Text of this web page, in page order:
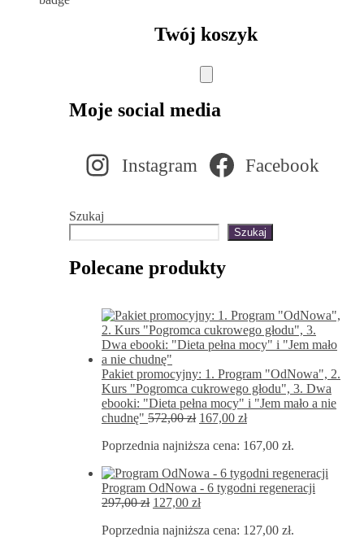
Twój koszyk
Moje social media
Instagram Facebook
Szukaj
Szukaj
Polecane produkty
Pakiet promocyjny: 1. Program "OdNowa", 2.
Kurs "Pogromca cukrowego głodu", 3. Dwa
ebooki: "Dieta pełna mocy" i "Jem mało a nie
chudnę" 572,00zł Pierwotna
wynosiła:
167,00 złAktualna
wynosi:
Poprzednia najniższa cena: 167,00 zł.
Program OdNowa - 6 tygodni regeneracji
297,00zł Pierwotna
wynosiła:
127,00 złAktualna
wynosi:
Poprzednia najniższa cena: 127,00 zł.